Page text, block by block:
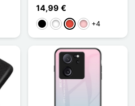
14,99 €
NegroBlancoRojoRosa+4